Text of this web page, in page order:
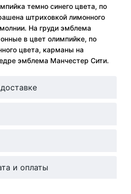
темно синего цвета, по
штриховкой лимонного
На груди эмблема
в цвет олимпийке, по
цвета, карманы на
эмблема Манчестер Сити.
и оплаты